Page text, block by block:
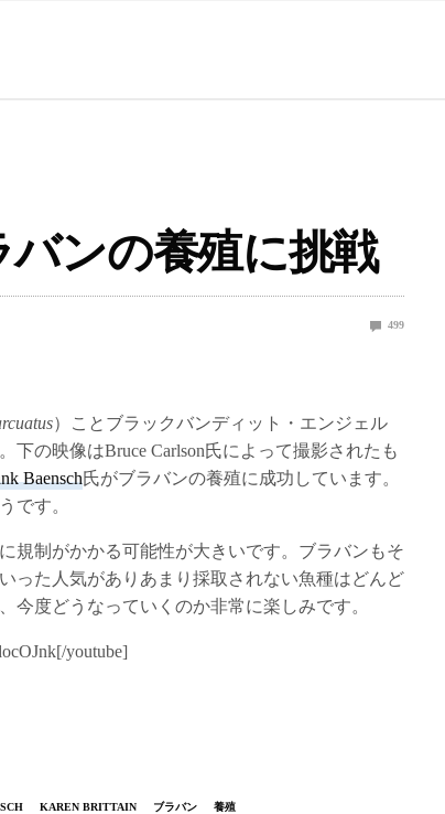
ンの養殖に挑戦
499
）ことブラックバンディット・エンジェル
の映像はBruce Carlson氏によって撮影されたも
Baensch氏がブラバンの養殖に成功しています。
です。
規制がかかる可能性が大きいです。ブラバンもそ
った人気がありあまり採取されない魚種はどんど
今度どうなっていくのか非常に楽しみです。
youtube]
KAREN BRITTAIN ブラバン 養殖